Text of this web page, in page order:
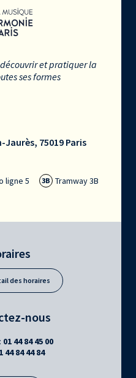
et pratiquer la
ses formes
Jaurès, 75019 Paris
ligne 5 3B Tramway 3B
des horaires
nous
01 44 84 45 00
44 84 44 84